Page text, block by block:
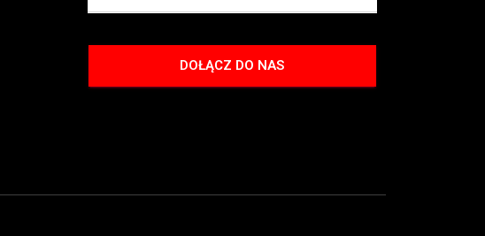
DOŁĄCZ DO NAS